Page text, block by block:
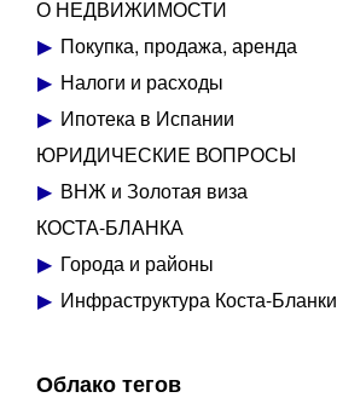
О НЕДВИЖИМОСТИ
Покупка, продажа, аренда
Налоги и расходы
Ипотека в Испании
ЮРИДИЧЕСКИЕ ВОПРОСЫ
ВНЖ и Золотая виза
КОСТА-БЛАНКА
Города и районы
Инфраструктура Коста-Бланки
Облако тегов